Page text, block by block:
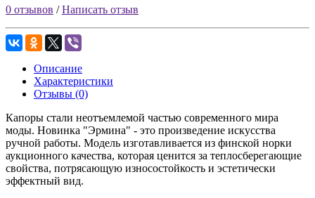
0 отзывов /Написать отзыв
Описание
Характеристики
Отзывы (0)
Капоры стали неотъемлемой частью современного мира
моды. Новинка "Эрмина" - это произведение искусства
ручной работы. Модель изготавливается из финской норки
аукционного качества, которая ценится за теплосберегающие
свойства, потрясающую износостойкость и эстетически
эффектный вид.